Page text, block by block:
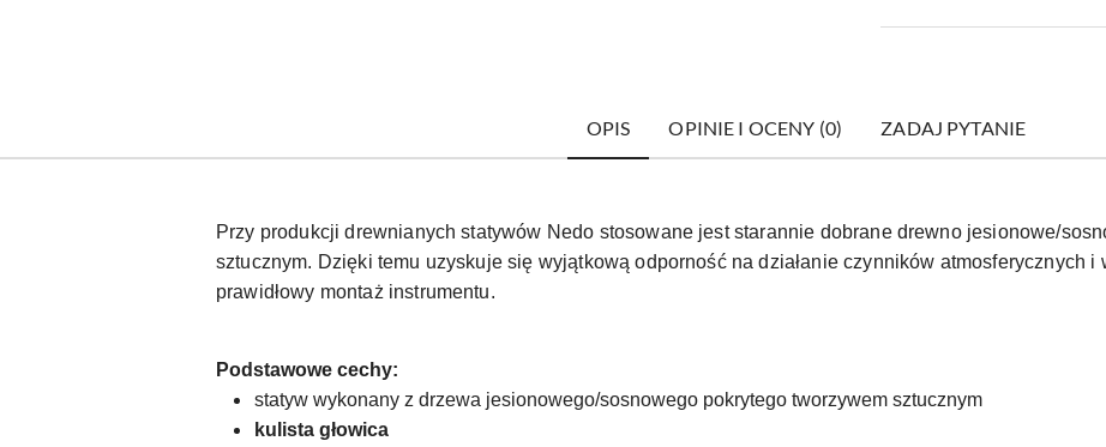
OPIS OPINIE I OCENY (0) ZADAJ PYTANIE
Przy produkcji drewnianych statywów Nedo stosowane jest starannie dobrane drewno jesionowe/
sztucznym. Dzięki temu uzyskuje się wyjątkową odporność na działanie czynników atmosferycznych i
prawidłowy montaż instrumentu.
Podstawowe cechy:
statyw wykonany z drzewa jesionowego/sosnowego pokrytego tworzywem sztucznym
kulista głowica